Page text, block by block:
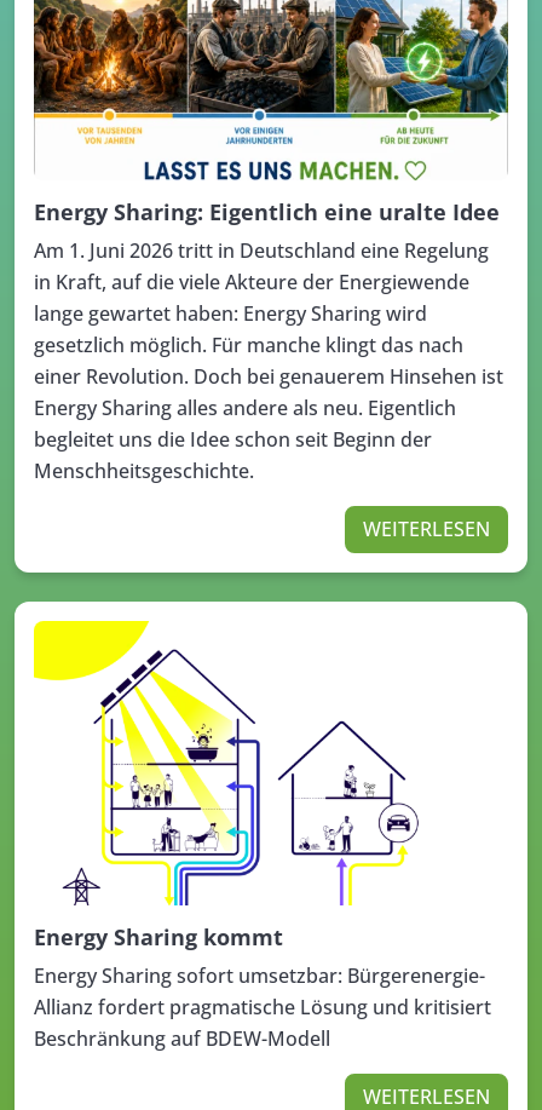
Energy Sharing: Eigentlich eine uralte Idee
Am 1. Juni 2026 tritt in Deutschland eine Regelung
in Kraft, auf die viele Akteure der Energiewende
lange gewartet haben: Energy Sharing wird
gesetzlich möglich. Für manche klingt das nach
einer Revolution. Doch bei genauerem Hinsehen ist
Energy Sharing alles andere als neu. Eigentlich
begleitet uns die Idee schon seit Beginn der
Menschheitsgeschichte.
WEITERLESEN
Energy Sharing kommt
Energy Sharing sofort umsetzbar: Bürgerenergie-
Allianz fordert pragmatische Lösung und kritisiert
Beschränkung auf BDEW-Modell
WEITERLESEN